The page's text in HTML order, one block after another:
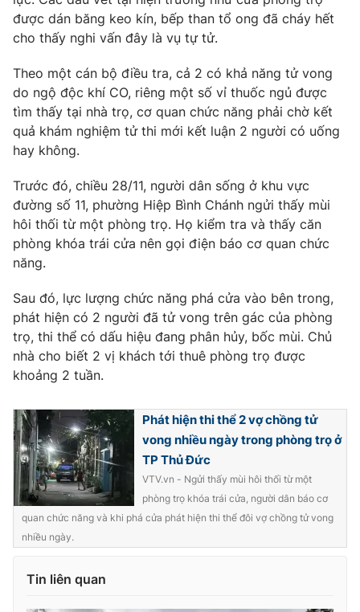
VTV Money VTV Thể thao
Thị trường 24h Tấm lòng Việt
VTV4
VTV9 VTV8
Liên hệ tòa soạn English
THỜI BÁO VTV
Theo dõi báo trên
Cơ quan chủ quản:Đài Truyền hình Việt Nam
Cơ quan báo chí: Thời báo VTV
Giấy phép hoạt động báo in và báo điện tử số 483/GP-BTTTT
cấp ngày 29/12/2023
Tổng Biên tập:
Nguyễn Trọng Ninh
được dán băng keo kín, bếp than tổ ong đã cháy hết
cho thấy nghi vấn đây là vụ tự tử.
Theo một cán bộ điều tra, cả 2 có khả năng tử vong
do ngộ độc khí CO, riêng một số vỉ thuốc ngủ được
tìm thấy tại nhà trọ, cơ quan chức năng phải chờ kết
quả khám nghiệm tử thi mới kết luận 2 người có uống
hay không.
Trước đó, chiều 28/11, người dân sống ở khu vực
đường số 11, phường Hiệp Bình Chánh ngửi thấy mùi
hôi thối từ một phòng trọ. Họ kiểm tra và thấy căn
phòng khóa trái cửa nên gọi điện báo cơ quan chức
năng.
Sau đó, lực lượng chức năng phá cửa vào bên trong,
phát hiện có 2 người đã tử vong trên gác của phòng
trọ, thi thể có dấu hiệu đang phân hủy, bốc mùi. Chủ
nhà cho biết 2 vị khách tới thuê phòng trọ được
khoảng 2 tuần.
Phát hiện thi thể 2 vợ chồng tử
vong nhiều ngày trong phòng trọ ở
TP Thủ Đức
VTV.vn - Ngửi thấy mùi hôi thối từ một
phòng trọ khóa trái cửa, người dân báo cơ
quan chức năng và khi phá cửa phát hiện thi thể đôi vợ chồng tử vong
nhiều ngày.
Tin liên quan